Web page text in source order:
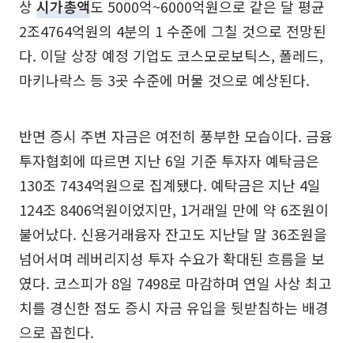
상 시가총액도 5000억~6000억원으로 같은 달 평균
2조4764억원의 4분의 1 수준에 그칠 것으로 전망된
다. 이달 상장 예정 기업도 코스모로보틱스, 폴레드,
마키나락스 등 3곳 수준에 머물 것으로 예상된다.
반면 증시 주변 자금은 여전히 풍부한 모습이다. 금융
투자협회에 따르면 지난 6일 기준 투자자 예탁금은
130조 7434억원으로 집계됐다. 예탁금은 지난 4일
124조 8406억원이었지만, 1거래일 만에 약 6조원이
불어났다. 신용거래융자 잔고도 지난달 말 36조원을
넘어서며 레버리지성 투자 수요가 확대된 흐름을 보
였다. 코스피가 8일 7498로 마감하며 연일 사상 최고
치를 경신한 점도 증시 자금 유입을 뒷받침하는 배경
으로 꼽힌다.